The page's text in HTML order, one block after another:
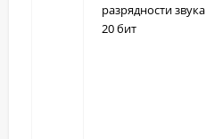
разрядности звука
20 бит